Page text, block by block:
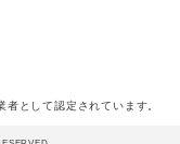
として認定されています。